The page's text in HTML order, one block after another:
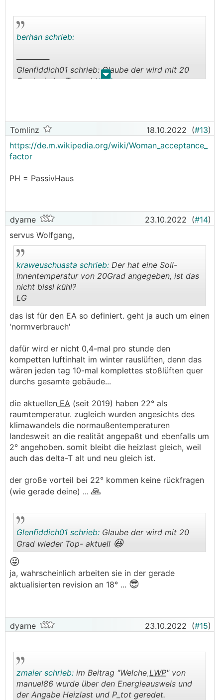
. .
berhan schrieb:
──────
Glenfiddich01 schrieb: Glaube der wird mit 20
Grad wieder Top- aktuell
nicht mindestens 23°C hat, dann gibt's Probleme
mit dem WAF. Deswegen habe ich halt ein PH
gebaut, dann sind die 20 Watt, die dieWP
deswegen mehr braucht, nicht so schlimm.
Tomlinz 18.10.2022 (#13)
https://de.m.wikipedia.org/wiki/Woman_acceptance_
factor
PH = PassivHaus
dyarne 23.10.2022 (#14)
servus Wolfgang,
..
kraweuschuasta schrieb: Der hat eine Soll-
Innentemperatur von 20Grad angegeben, ist das
nicht bissl kühl?
LG
das ist für den EA so definiert. geht ja auch um einen
'normverbrauch'
dafür wird er nicht 0,4-mal pro stunde den
kompetten luftinhalt im winter rauslüften, denn das
wären jeden tag 10-mal komplettes stoßlüften quer
durchs gesamte gebäude...
die aktuellen EA (seit 2019) haben 22° als
raumtemperatur. zugleich wurden angesichts des
klimawandels die normaußentemperaturen
landesweit an die realität angepaßt und ebenfalls um
2° angehoben. somit bleibt die heizlast gleich, weil
auch das delta-T alt und neu gleich ist.
der große vorteil bei 22° kommen keine rückfragen
(wie gerade deine) ... 🙏
..
Glenfiddich01 schrieb: Glaube der wird mit 20
Grad wieder Top- aktuell 😆
😜
ja, wahrscheinlich arbeiten sie in der gerade
aktualisierten revision an 18° ... 😎
dyarne 23.10.2022 (#15)
zmaier schrieb: im Beitrag "Welche LWP" von
manuel86 wurde über den Energieausweis und
der Angabe Heizlast und P_tot geredet.